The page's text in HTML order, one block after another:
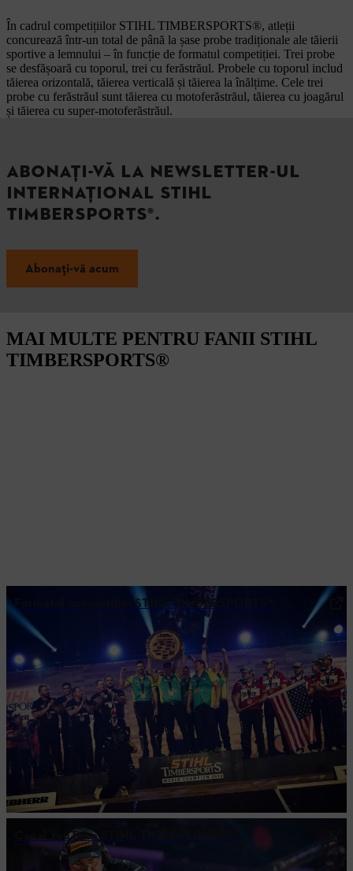
În cadrul competițiilor STIHL TIMBERSPORTS®, atleții
concurează într-un total de până la șase probe tradiționale ale tăierii
sportive a lemnului – în funcție de formatul competiției. Trei probe
se desfășoară cu toporul, trei cu ferăstrăul. Probele cu toporul includ
tăierea orizontală, tăierea verticală și tăierea la înălțime. Cele trei
probe cu ferăstrăul sunt tăierea cu motoferăstrăul, tăierea cu joagărul
și tăierea cu super-motoferăstrăul.
ABONAŢI-VĂ LA NEWSLETTER-UL
INTERNAŢIONAL STIHL
TIMBERSPORTS®.
Abonați-vă acum
MAI MULTE PENTRU FANII STIHL
TIMBERSPORTS®
Formatul competiției STIHL TIMBERSPORTS®
Canal YouTube STIHL TIMBERSPORTS®